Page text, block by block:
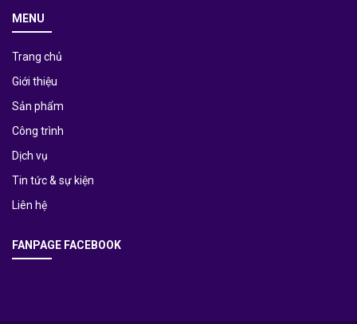
MENU
Trang chủ
Giới thiệu
Sản phẩm
Công trình
Dịch vụ
Tin tức & sự kiện
Liên hệ
FANPAGE FACEBOOK